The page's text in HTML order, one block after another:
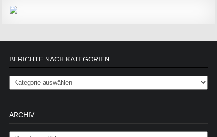
BERICHTE NACH KATEGORIEN
Berichte nach Kategorien
ARCHIV
Archiv